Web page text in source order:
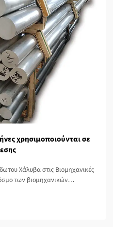
χρησιμοποιούνται σε
Χάλυβα στις Βιομηχανικές
των βιομηχανικών
συν...